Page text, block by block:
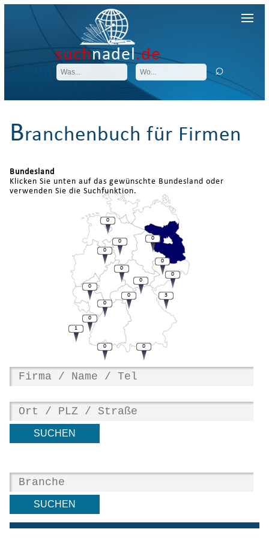
suchnadel.de
Branchenbuch für Firmen
Bundesland
Klicken Sie unten auf das gewünschte Bundesland oder
verwenden Sie die Suchfunktion.
3
0
0
0
0
0
0
0
0
0
1
0
0
0
0
0